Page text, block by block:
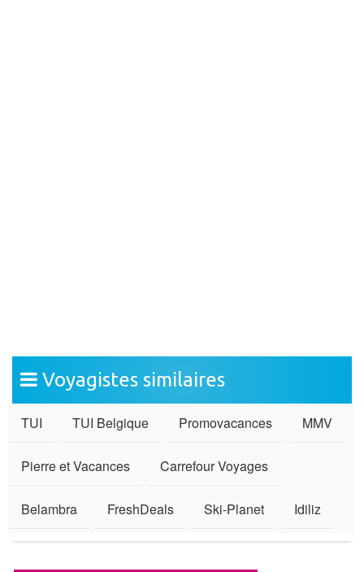
Voyagistes similaires
TUI TUI Belgique Promovacances MMV
Pierre et Vacances Carrefour Voyages
Belambra FreshDeals Ski-Planet Idiliz